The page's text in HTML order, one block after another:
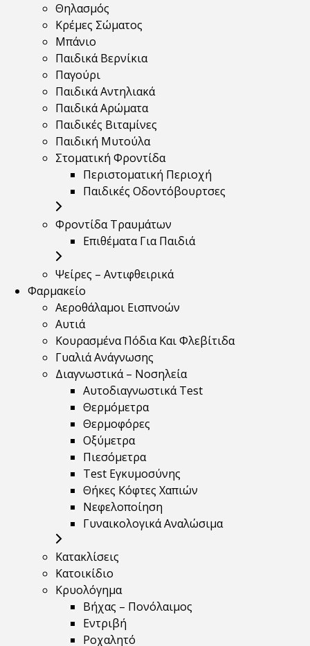
Θηλασμός
Κρέμες Σώματος
Μπάνιο
Παιδικά Βερνίκια
Παγούρι
Παιδικά Αντηλιακά
Παιδικά Αρώματα
Παιδικές Βιταμίνες
Παιδική Μυτούλα
Στοματική Φροντίδα
Περιστοματική Περιοχή
Παιδικές Οδοντόβουρτσες
Φροντίδα Τραυμάτων
Επιθέματα Για Παιδιά
Ψείρες – Αντιφθειρικά
Φαρμακείο
Αεροθάλαμοι Εισπνοών
Αυτιά
Κουρασμένα Πόδια Και Φλεβίτιδα
Γυαλιά Ανάγνωσης
Διαγνωστικά – Νοσηλεία
Αυτοδιαγνωστικά Test
Θερμόμετρα
Θερμοφόρες
Οξύμετρα
Πιεσόμετρα
Test Εγκυμοσύνης
Θήκες Κόφτες Χαπιών
Νεφελοποίηση
Γυναικολογικά Αναλώσιμα
Κατακλίσεις
Κατοικίδιο
Κρυολόγημα
Βήχας – Πονόλαιμος
Εντριβή
Ροχαλητό